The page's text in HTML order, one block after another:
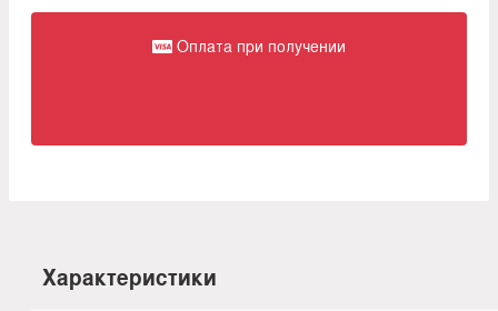
Оплата при получении
Характеристики